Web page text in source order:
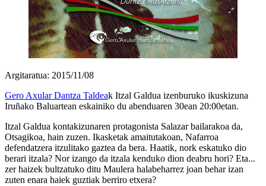
Argitaratua: 2015/11/08
Gero Axular Dantza Taldeak Itzal Galdua izenburuko ikuskizuna
Iruñako Baluartean eskainiko du abenduaren 30ean 20:00etan.
Itzal Galdua kontakizunaren protagonista Salazar bailarakoa da,
Otsagikoa, hain zuzen. Ikasketak amaitutakoan, Nafarroa
defendatzera itzulitako gaztea da bera. Haatik, nork eskatuko dio
berari itzala? Nor izango da itzala kenduko dion deabru hori? Eta...
zer haizek bultzatuko ditu Maulera halabeharrez joan behar izan
zuten enara haiek guztiak berriro etxera?